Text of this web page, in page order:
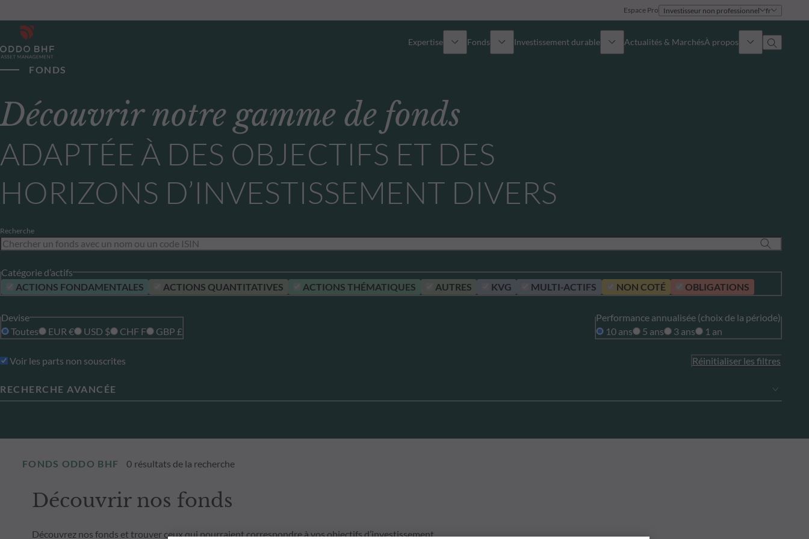
Espace Pro Investisseur non professionnel fr
Expertise
Actions
Obligations
Multi-Actifs
Fonds
Sélection de fonds
Comment souscrire ?
Investissement durable Actualités & MarchésÀ propos
FONDS
Découvrir notre gamme de fonds
ADAPTÉE À DES OBJECTIFS ET DES
HORIZONS D’INVESTISSEMENT DIVERS
Recherche
Catégorie d’actifs
ACTIONS FONDAMENTALES
ACTIONS QUANTITATIVES ACTIONS THÉMATIQUES AUTRES KVG MULTI-ACTIFS NON COTÉ OBLIGATIONS
Devise
Toutes
EUR € USD $ CHF F GBP £
Performance annualisée (choix de la période)
10 ans
5 ans 3 ans 1 an
Voir les parts non souscrites Réinitialiser les filtres
RECHERCHE AVANCÉE
FONDS ODDO BHF 0 résultats de la recherche
Découvrir nos fonds
Découvrez nos fonds et trouver ceux qui pourraient correspondre à vos objectifs d’investissement